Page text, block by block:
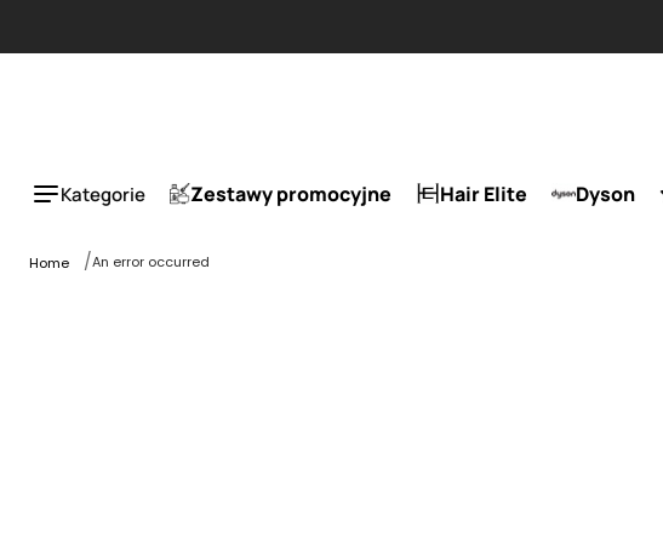
Kategorie Zestawy promocyjne Hair Elite Dyson
Home An error occurred